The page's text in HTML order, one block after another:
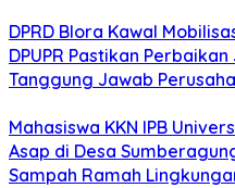
DPRD Blora Kawal
DPUPR Pastikan
Tanggung Jawab
Mahasiswa KKN IPB
Asap di Desa
Sampah Ramah